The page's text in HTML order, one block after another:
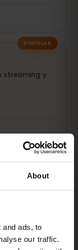
About
and ads, to
our traffic.
POPULAR
streaming y
para tu